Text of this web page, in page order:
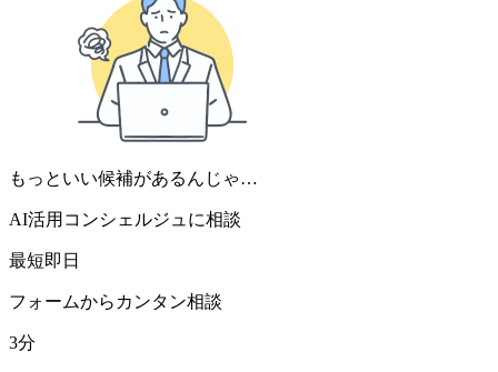
もっといい候補があるんじゃ…
AI活用コンシェルジュに相談
最短即日
フォームからカンタン相談
3分